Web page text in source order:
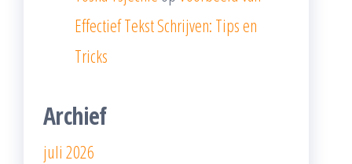
Effectief Tekst Schrijven: Tips en
Tricks
Archief
juli 2026